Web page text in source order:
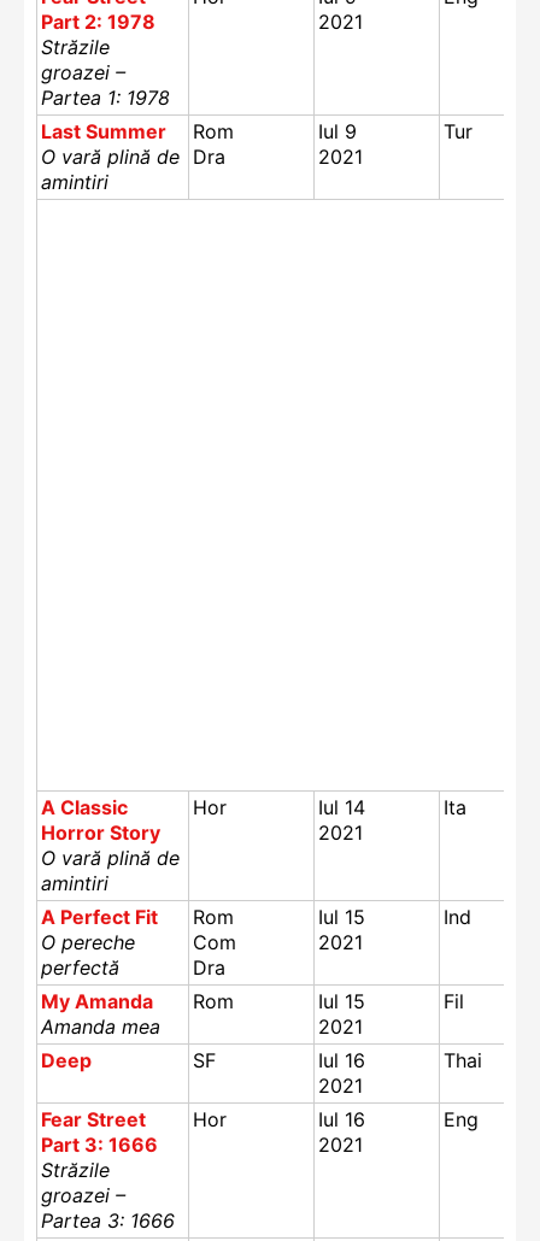
Part 2: 1978
Străzile
groazei –
Partea 1: 1978
2021
Last Summer
O vară plină de
amintiri
Rom
Dra
Iul 9
2021
Tur
A Classic
Horror Story
O vară plină de
amintiri
Hor
Iul 14
2021
Ita
A Perfect Fit
O pereche
perfectă
Rom
Com
Dra
Iul 15
2021
Ind
My Amanda
Amanda mea
Rom
Iul 15
2021
Fil
Deep SF
Iul 16
2021
Thai
Fear Street
Part 3: 1666
Străzile
groazei –
Partea 3: 1666
Hor
Iul 16
2021
Eng